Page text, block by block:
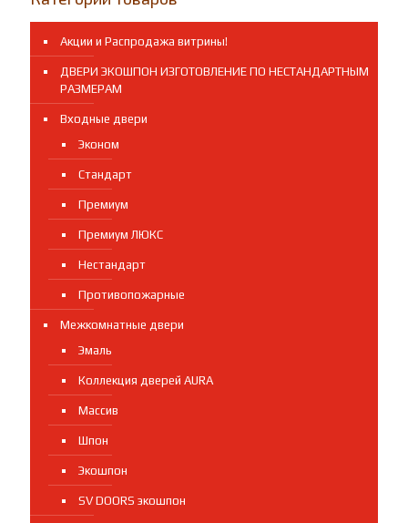
электрозамком.Новинка!
Акции и Распродажа витрины!
ДВЕРИ ЭКОШПОН ИЗГОТОВЛЕНИЕ ПО НЕСТАНДАРТНЫМ
РАЗМЕРАМ
Входные двери
Эконом
Стандарт
Премиум
Премиум ЛЮКС
Нестандарт
Противопожарные
Межкомнатные двери
Эмаль
Коллекция дверей AURA
Массив
Шпон
Экошпон
SV DOORS экошпон